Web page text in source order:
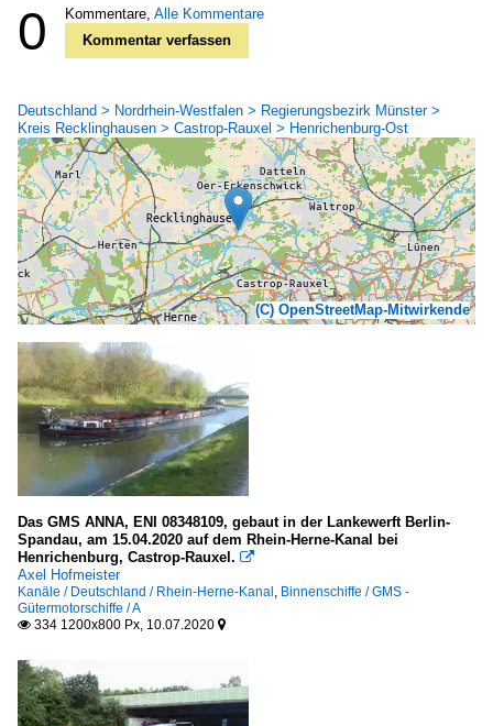
0 Kommentare, Alle Kommentare
Kommentar verfassen
Deutschland > Nordrhein-Westfalen > Regierungsbezirk Münster >
Kreis Recklinghausen > Castrop-Rauxel > Henrichenburg-Ost
(C) OpenStreetMap-Mitwirkende
Das GMS ANNA, ENI 08348109, gebaut in der Lankewerft Berlin-
Spandau, am 15.04.2020 auf dem Rhein-Herne-Kanal bei
Henrichenburg, Castrop-Rauxel. 
Axel Hofmeister
Kanäle / Deutschland / Rhein-Herne-Kanal, Binnenschiffe / GMS -
Gütermotorschiffe / A
 334 1200x800 Px, 10.07.2020 